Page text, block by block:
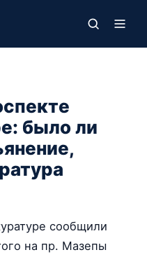
было ли
сообщили
на пр. Мазепы